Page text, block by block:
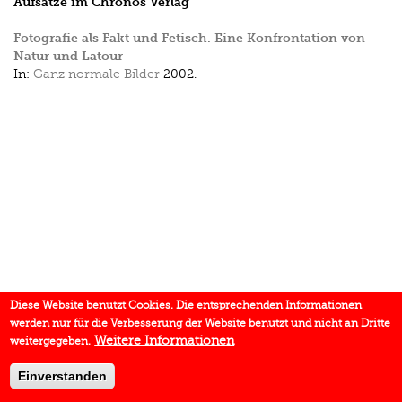
Fotografie als Fakt und Fetisch. Eine Konfrontation von
Natur und Latour
In: Ganz normale Bilder 2002.
Diese Website benutzt Cookies. Die entsprechenden Informationen
werden nur für die Verbesserung der Website benutzt und nicht an Dritte
weitergegeben. Weitere Informationen
Einverstanden